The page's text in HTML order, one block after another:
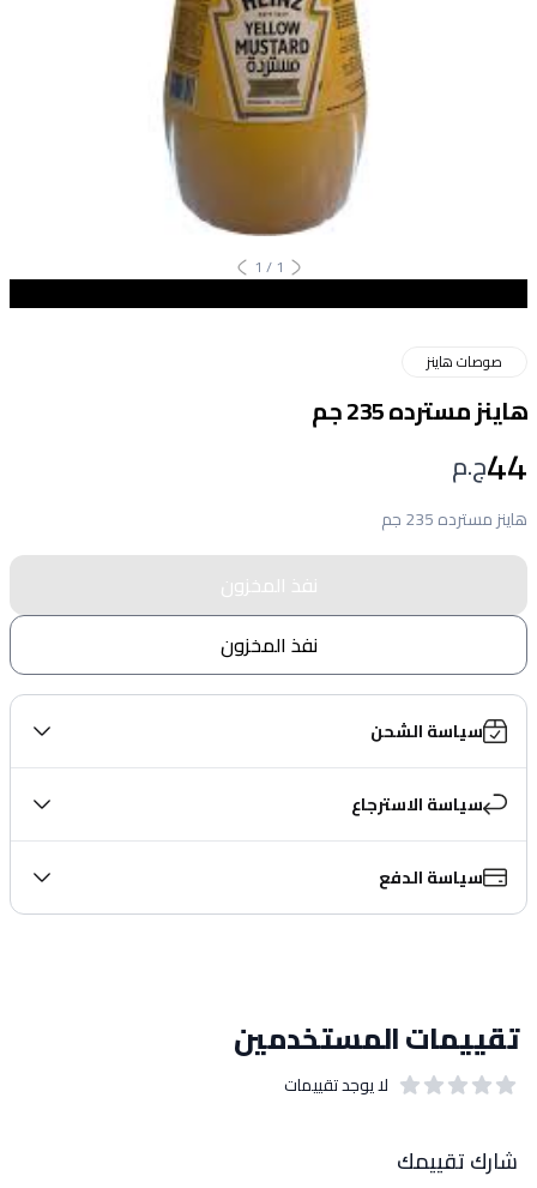
1
/
1
صوصات هاينز
هاينز مسترده 235 جم
44ج.م
هاينز مسترده 235 جم
نفذ المخزون
نفذ المخزون
سياسة الشحن
سياسة الاسترجاع
سياسة الدفع
تقييمات المستخدمين
لا يوجد تقييمات
شارك تقييمك